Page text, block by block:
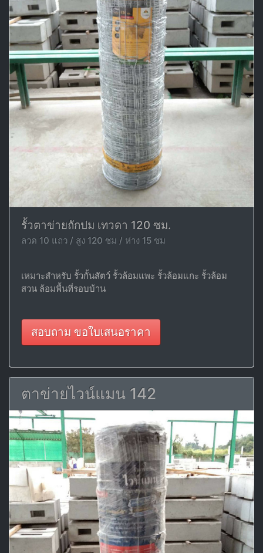
รั้วตาข่ายถักปม เทวดา 120 ซม.
ลวด 10 แถว / สูง 120 ซม / ห่าง 15 ซม
เหมาะสำหรับ รั้วกั้นสัตว์ รั้วล้อมแพะ รั้วล้อมแกะ รั้วล้อม
สวน ล้อมพื้นที่รอบบ้าน
สอบถาม ขอใบเสนอราคา
ตาข่ายไวน์แมน 142